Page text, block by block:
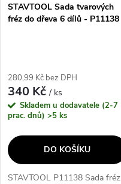
STAVTOOL Sada tvarových
fréz do dřeva 6 dílů - P11138
280,99 Kč bez DPH
340 Kč/ ks
Skladem u dodavatele (2-7
prac. dnů) >5 ks
DO KOŠÍKU
STAVTOOL P11138 Sada fréz